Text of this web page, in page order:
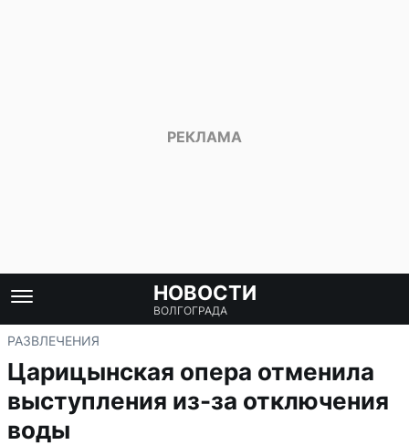
НОВОСТИ
ВОЛГОГРАДА
РАЗВЛЕЧЕНИЯ
Царицынская опера отменила
выступления из-за отключения
воды